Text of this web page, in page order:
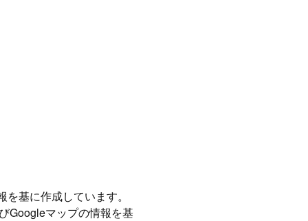
基に作成しています。
Googleマップの情報を基